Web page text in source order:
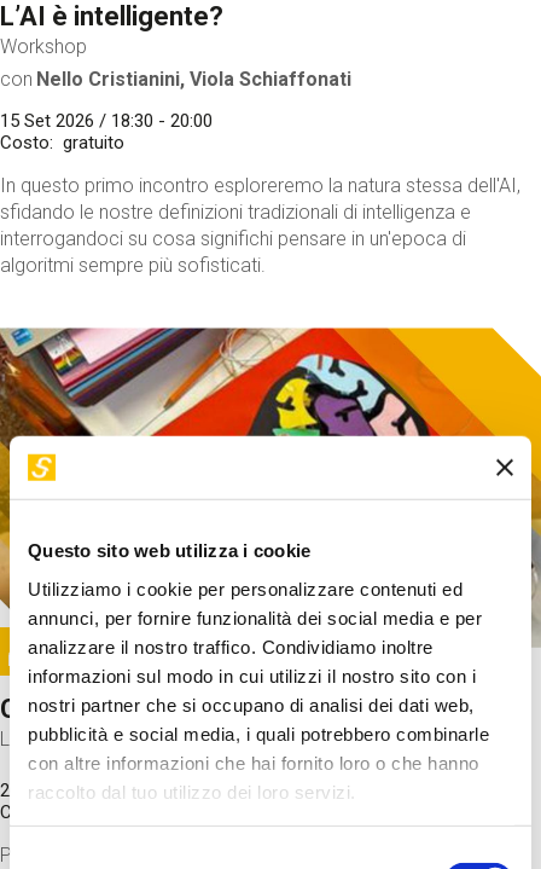
Questo sito web utilizza i cookie
Utilizziamo i cookie per personalizzare contenuti ed
annunci, per fornire funzionalità dei social media e per
analizzare il nostro traffico. Condividiamo inoltre
informazioni sul modo in cui utilizzi il nostro sito con i
nostri partner che si occupano di analisi dei dati web,
pubblicità e social media, i quali potrebbero combinarle
con altre informazioni che hai fornito loro o che hanno
raccolto dal tuo utilizzo dei loro servizi.
Selezione
L’AI è intelligente?
Workshop
con Nello Cristianini, Viola Schiaffonati
15 Set 2026 / 18:30 - 20:00
Costo
gratuito
In questo primo incontro esploreremo la natura stessa dell'AI,
sfidando le nostre definizioni tradizionali di intelligenza e
interrogandoci su cosa significhi pensare in un'epoca di
algoritmi sempre più sofisticati.
Image
SUNDAY@STEP
Come funziona il cervello?
Laboratorio
20 Set 2026 / 11:15 - 13:00
Costo
Proveremo a costruire un cervello in cartoncino cercando di